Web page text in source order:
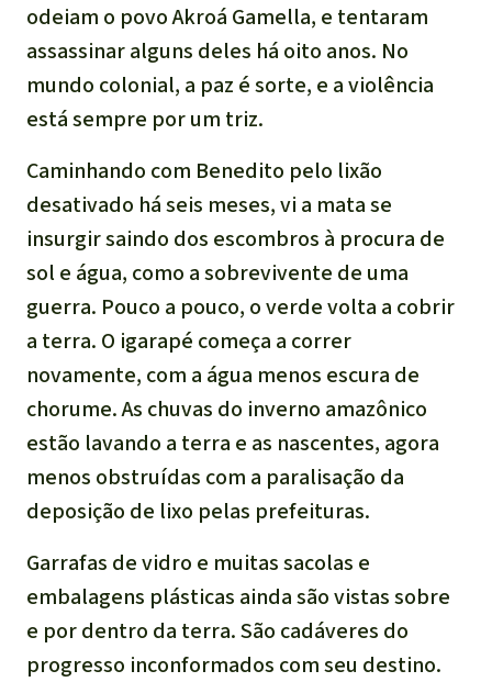
odeiam o povo Akroá Gamella, e tentaram
assassinar alguns deles há oito anos. No
mundo colonial, a paz é sorte, e a violência
está sempre por um triz.
Caminhando com Benedito pelo lixão
desativado há seis meses, vi a mata se
insurgir saindo dos escombros à procura de
sol e água, como a sobrevivente de uma
guerra. Pouco a pouco, o verde volta a cobrir
a terra. O igarapé começa a correr
novamente, com a água menos escura de
chorume. As chuvas do inverno amazônico
estão lavando a terra e as nascentes, agora
menos obstruídas com a paralisação da
deposição de lixo pelas prefeituras.
Garrafas de vidro e muitas sacolas e
embalagens plásticas ainda são vistas sobre
e por dentro da terra. São cadáveres do
progresso inconformados com seu destino.